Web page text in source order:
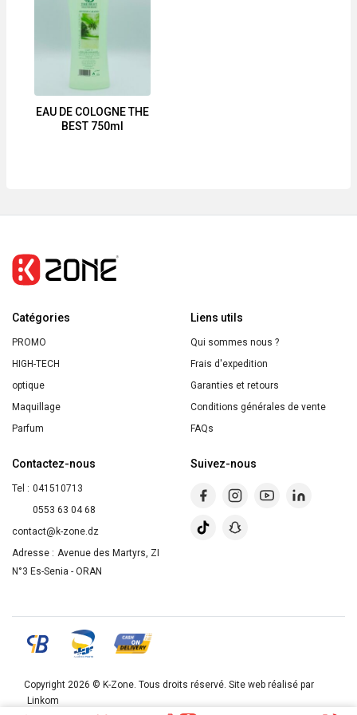
Muqueuses
Sensibles,
de
EAU DE COLOGNE THE
BEST 750ml
Catégories
PROMO
HIGH-TECH
optique
Maquillage
Parfum
Liens utils
Qui sommes nous ?
Frais d'expedition
Garanties et retours
Conditions générales de vente
FAQs
Contactez-nous
Tel : 041510713
0553 63 04 68
contact@k-zone.dz
Adresse : Avenue des Martyrs, ZI
N°3 Es-Senia - ORAN
Suivez-nous
Copyright 2026 © K-Zone . Tous droits réservé. Site web réalisé par
Linkom